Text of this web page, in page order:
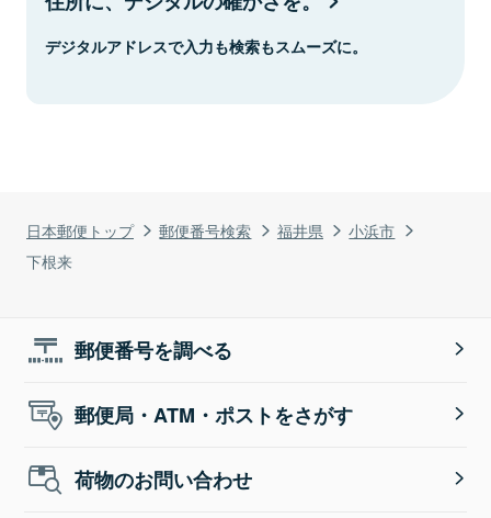
日本郵便トップ 郵便番号検索 福井県
小浜市
下根来
デジタルアドレスで入力も検索もスムーズに。
郵便番号を調べる
郵便局・ATM・ポストをさがす
荷物のお問い合わせ